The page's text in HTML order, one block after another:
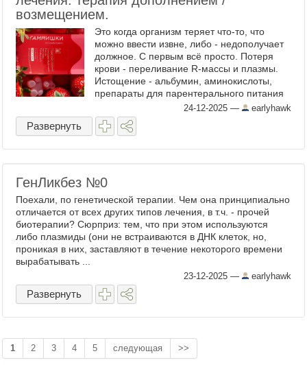
возмещением.
Это когда организм теряет что-то, что
можно ввести извне, либо - недополучает
должное. С первым всё просто. Потеря
крови - переливание R-массы и плазмы.
Истощение - альбумин, аминокислоты,
препараты для парентерального питания
и проч. Потерял почку - трансплантация.
Кстати, переливание ...
24-12-2025 — earlyhawk
Развернуть
ГенЛикбез №0
Поехали, по генетической терапии. Чем она принципиально
отличается от всех других типов лечения, в т.ч. - прочей
биотерапии? Сюрприз: тем, что при этом используются
либо плазмиды (они не встраиваются в ДНК клеток, но,
проникая в них, заставляют в течение некоторого времени
вырабатывать ...
23-12-2025 — earlyhawk
Развернуть
1 2 3 4 5 следующая >>